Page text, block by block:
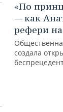
«По
— как
рефери на
создала